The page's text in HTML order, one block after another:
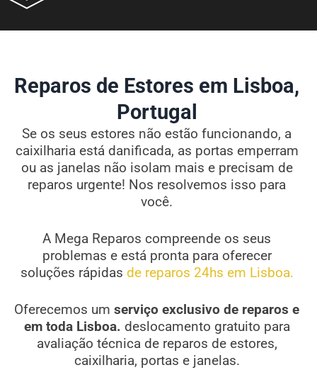
Reparos de Estores em Lisboa,
Portugal
Se os seus estores não estão funcionando, a
caixilharia está danificada, as portas emperram
ou as janelas não isolam mais e precisam de
reparos urgente! Nos resolvemos isso para
você.
A Mega Reparos compreende os seus
problemas e está pronta para oferecer
soluções rápidas de reparos 24hs em Lisboa.
Oferecemos um serviço exclusivo de reparos e
em toda Lisboa. deslocamento gratuito para
avaliação técnica de reparos de estores,
caixilharia, portas e janelas.